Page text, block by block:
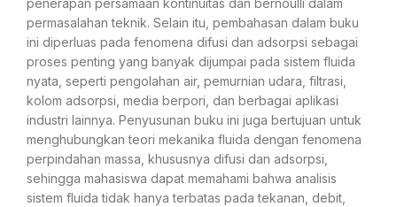
penerapan persamaan kontinuitas dan bernoulli dalam
permasalahan teknik. Selain itu, pembahasan dalam buku
ini diperluas pada fenomena difusi dan adsorpsi sebagai
proses penting yang banyak dijumpai pada sistem fluida
nyata, seperti pengolahan air, pemurnian udara, filtrasi,
kolom adsorpsi, media berpori, dan berbagai aplikasi
industri lainnya. Penyusunan buku ini juga bertujuan untuk
menghubungkan teori mekanika fluida dengan fenomena
perpindahan massa, khususnya difusi dan adsorpsi,
sehingga mahasiswa dapat memahami bahwa analisis
sistem fluida tidak hanya terbatas pada tekanan, debit,